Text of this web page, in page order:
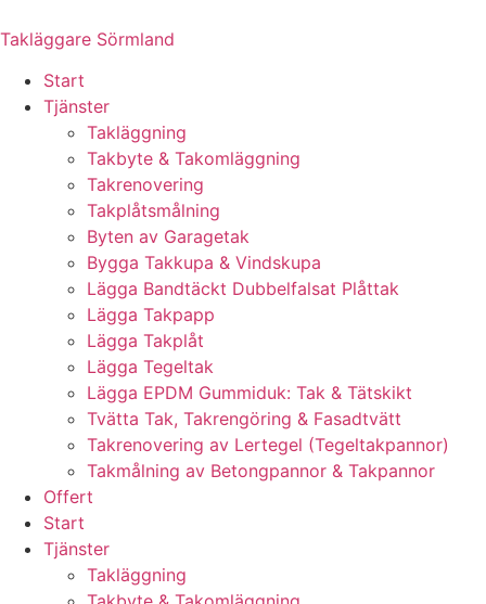
to
Takläggare Sörmland
Start
Tjänster
Takläggning
Takbyte & Takomläggning
Takrenovering
Takplåtsmålning
Byten av Garagetak
Bygga Takkupa & Vindskupa
Lägga Bandtäckt Dubbelfalsat Plåttak
Lägga Takpapp
Lägga Takplåt
Lägga Tegeltak
Lägga EPDM Gummiduk: Tak & Tätskikt
Tvätta Tak, Takrengöring & Fasadtvätt
Takrenovering av Lertegel (Tegeltakpannor)
Takmålning av Betongpannor & Takpannor
Offert
Start
Tjänster
Takläggning